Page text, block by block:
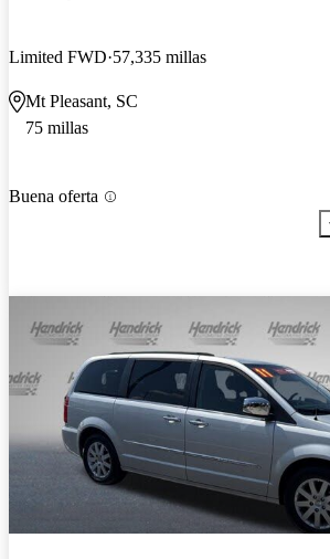
Limited FWD 57,335 millas
Mt Pleasant, SC
75 millas
Buena oferta